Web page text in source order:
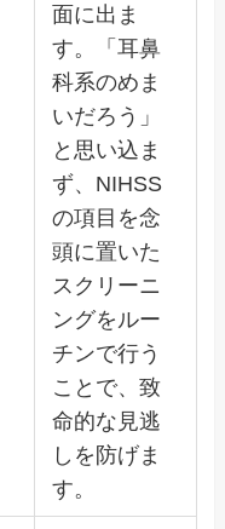
面に出ま
す。「耳鼻
科系のめま
いだろう」
と思い込ま
ず、NIHSS
の項目を念
頭に置いた
スクリーニ
ングをルー
チンで行う
ことで、致
命的な見逃
しを防げま
す。